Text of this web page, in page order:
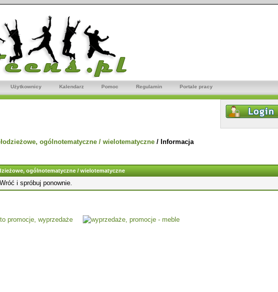
Użytkownicy Kalendarz Pomoc Regulamin Portale pracy
ogólnotematyczne / wielotematyczne / Informacja
ogólnotematyczne / wielotematyczne
i spróbuj ponownie.